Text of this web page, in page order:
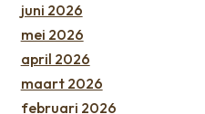
juni 2026
mei 2026
april 2026
maart 2026
februari 2026